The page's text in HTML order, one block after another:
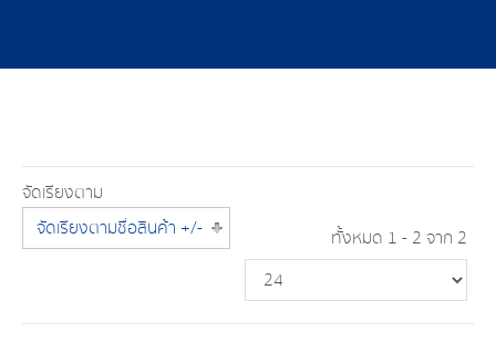
จัดเรียงตาม
จัดเรียงตามชื่อสินค้า +/-
ทั้งหมด 1 - 2 จาก 2